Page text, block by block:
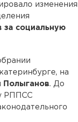
изменения
за социальную
на
Полыганов. До
РППСС